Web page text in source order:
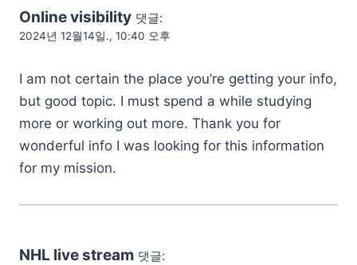
Online visibility 댓글:
2024년 12월14일., 10:40 오후
I am not certain the place you’re getting your info,
but good topic. I must spend a while studying
more or working out more. Thank you for
wonderful info I was looking for this information
for my mission.
NHL live stream 댓글: